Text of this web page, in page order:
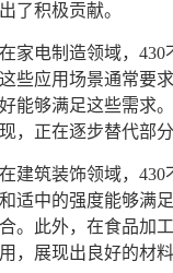
出了积极贡献。
在家电制造领域， 430
这些应用场景通常要
好能够满足这些需求
现，正在逐步替代部
在建筑装饰领域， 430
和适中的强度能够满
合。此外，在食品加
用，展现出良好的材